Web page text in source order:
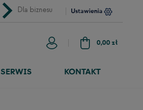
chevron_rightDla biznesu Ustawienia
0,00 zł
SERWIS KONTAKT